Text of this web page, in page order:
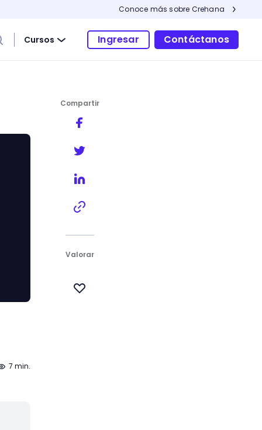
Conoce más sobre Crehana
Cursos Ingresar Contáctanos
7 min.
Compartir
Valorar